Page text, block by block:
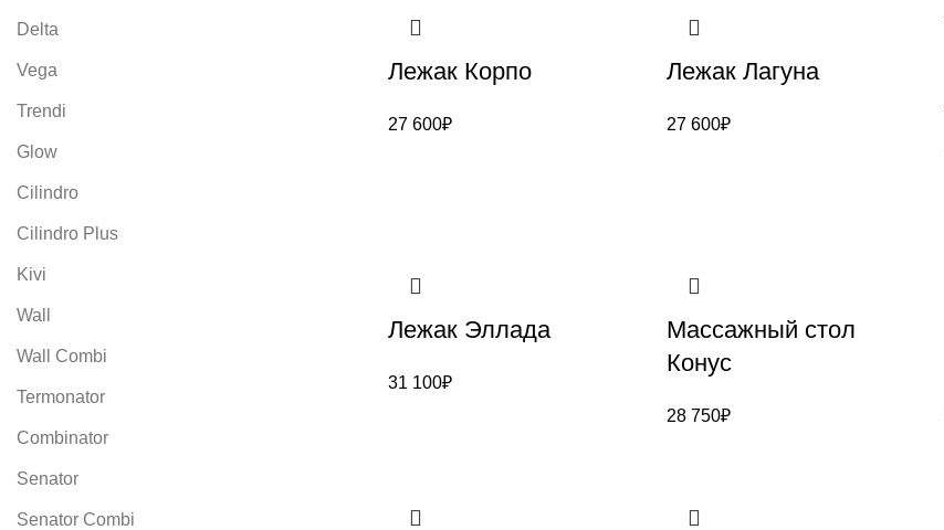
Delta
Vega
Trendi
Glow
Cilindro
Cilindro Plus
Kivi
Wall
Wall Combi
Termonator
Combinator
Senator
Senator Combi
Лежак Корпо
27 600₽
Лежак Лагуна
27 600₽
Лежак Эллада
31 100₽
Массажный стол
Конус
28 750₽